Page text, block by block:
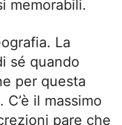
memorabili.
La
sé quando
per questa
il massimo
pare che